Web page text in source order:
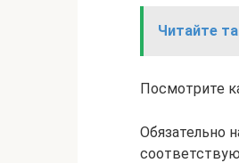
Читайте
Посмотрите
Обязательно